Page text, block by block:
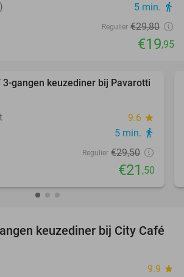
5 min. directions_walk
Regulier €29,80
€19,95
27%
favorite_border
gangen keuzediner bij Pavarotti
9.6 star
5 min. directions_walk
Regulier €29,50
€21 ,50
21%
keuzediner bij City Café
9.9 star